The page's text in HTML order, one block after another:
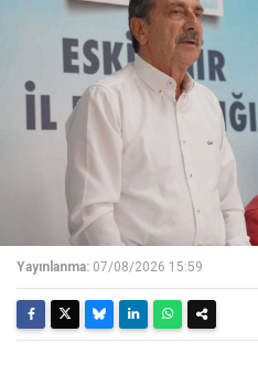
Yayınlanma: 07/08/2026 15:59